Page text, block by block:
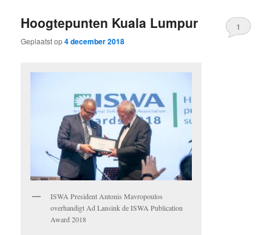
Hoogtepunten Kuala Lumpur
Geplaatst op4 december 2018
1
ISWA President Antonis Mavropoulos
overhandigt Ad Lansink de ISWA Publication
Award 2018